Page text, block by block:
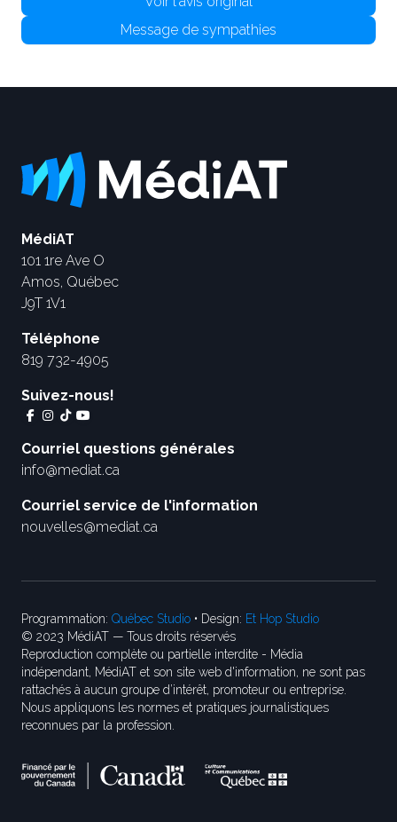
Message de sympathies
MédiAT
101 1re Ave O
Amos, Québec
J9T 1V1
Téléphone
819 732-4905
Suivez-nous!
Courriel questions générales
info@mediat.ca
Courriel service de l'information
nouvelles@mediat.ca
Programmation: Québec Studio • Design: Et Hop Studio
© 2023 MédiAT — Tous droits réservés
Reproduction complète ou partielle interdite - Média
indépendant, MédiAT et son site web d'information, ne sont pas
rattachés à aucun groupe d’intérêt, promoteur ou entreprise.
Nous appliquons les normes et pratiques journalistiques
reconnues par la profession.